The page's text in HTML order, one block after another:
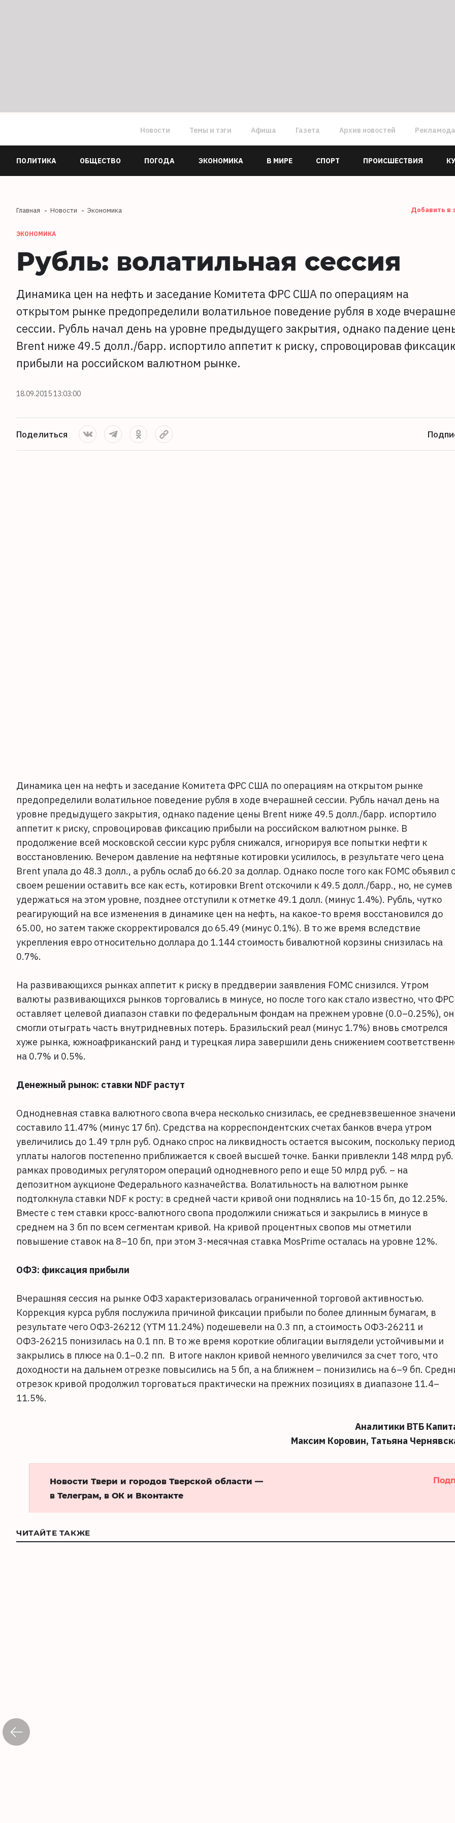
Новости Темы и тэги Афиша Газета Архив новостей
ПОЛИТИКА ОБЩЕСТВО ПОГОДА ЭКОНОМИКА В МИРЕ СПОРТ ПРОИСШЕСТВИЯ
Главная Новости Экономика Добавить в
ЭКОНОМИКА
Рубль: волатильная сессия
Динамика цен на нефть и заседание Комитета ФРС США по операциям на
открытом рынке предопределили волатильное поведение рубля в ходе
сессии. Рубль начал день на уровне предыдущего закрытия, однако падение
Brent ниже 49.5 долл./барр. испортило аппетит к риску, спровоцировав
прибыли на российском валютном рынке.
18.09.2015 13:03:00
Поделиться
Динамика цен на нефть и заседание Комитета ФРС США по операциям на открытом рынке
предопределили волатильное поведение рубля в ходе вчерашней сессии. Рубль начал день на
уровне предыдущего закрытия, однако падение цены Brent ниже 49.5 долл./барр. испортило
аппетит к риску, спровоцировав фиксацию прибыли на российском валютном рынке. В
продолжение всей московской сессии курс рубля снижался, игнорируя все попытки нефти к
восстановлению. Вечером давление на нефтяные котировки усилилось, в результате чего цена
Brent упала до 48.3 долл., а рубль ослаб до 66.20 за доллар. Однако после того как FOMC объявил
своем решении оставить все как есть, котировки Brent отскочили к 49.5 долл./барр., но, не сумев
удержаться на этом уровне, позднее отступили к отметке 49.1 долл. (минус 1.4%). Рубль, чутко
реагирующий на все изменения в динамике цен на нефть, на какое-то время восстановился до
65.00, но затем также скорректировался до 65.49 (минус 0.1%). В то же время вследствие
укрепления евро относительно доллара до 1.144 стоимость бивалютной корзины снизилась на
0.7%.
На развивающихся рынках аппетит к риску в преддверии заявления FOMC снизился. Утром
валюты развивающихся рынков торговались в минусе, но после того как стало известно, что ФРС
оставляет целевой диапазон ставки по федеральным фондам на прежнем уровне (0.0–0.25%),
смогли отыграть часть внутридневных потерь. Бразильский реал (минус 1.7%) вновь смотрелся
хуже рынка, южноафриканский ранд и турецкая лира завершили день снижением
на 0.7% и 0.5%.
Денежный рынок: ставки NDF растут
Однодневная ставка валютного свопа вчера несколько снизилась, ее средневзвешенное
составило 11.47% (минус 17 бп). Средства на корреспондентских счетах банков вчера утром
увеличились до 1.49 трлн руб. Однако спрос на ликвидность остается высоким, поскольку период
уплаты налогов постепенно приближается к своей высшей точке. Банки привлекли 148 млрд
рамках проводимых регулятором операций однодневного репо и еще 50 млрд руб. – на
депозитном аукционе Федерального казначейства. Волатильность на валютном рынке
подтолкнула ставки NDF к росту: в средней части кривой они поднялись на 10-15 бп, до 12.25%.
Вместе с тем ставки кросс-валютного свопа продолжили снижаться и закрылись в минусе в
среднем на 3 бп по всем сегментам кривой. На кривой процентных свопов мы отметили
повышение ставок на 8–10 бп, при этом 3-месячная ставка MosPrime осталась на уровне 12%.
ОФЗ: фиксация прибыли
Вчерашняя сессия на рынке ОФЗ характеризовалась ограниченной торговой активностью.
Коррекция курса рубля послужила причиной фиксации прибыли по более длинным бумагам, в
результате чего ОФЗ-26212 (YTM 11.24%) подешевели на 0.3 пп, а стоимость ОФЗ-26211 и
ОФЗ-26215 понизилась на 0.1 пп. В то же время короткие облигации выглядели устойчивыми и
закрылись в плюсе на 0.1–0.2 пп. В итоге наклон кривой немного увеличился за счет того, что
доходности на дальнем отрезке повысились на 5 бп, а на ближнем – понизились на 6–9 бп.
отрезок кривой продолжил торговаться практически на прежних позициях в диапазоне 11.4–
11.5%.
Аналитики ВТБ
Максим Коровин, Татьяна
Новости Твери и городов Тверской области —
в Телеграм, в ОК и Вконтакте
ЧИТАЙТЕ ТАКЖЕ